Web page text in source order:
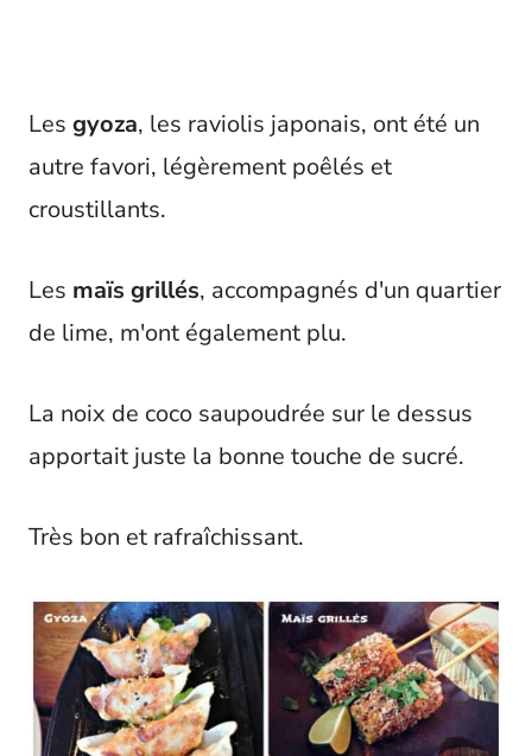
Les gyoza, les raviolis japonais, ont été un
autre favori, légèrement poêlés et
croustillants.
Les maïs grillés, accompagnés d'un quartier
de lime, m'ont également plu.
La noix de coco saupoudrée sur le dessus
apportait juste la bonne touche de sucré.
Très bon et rafraîchissant.